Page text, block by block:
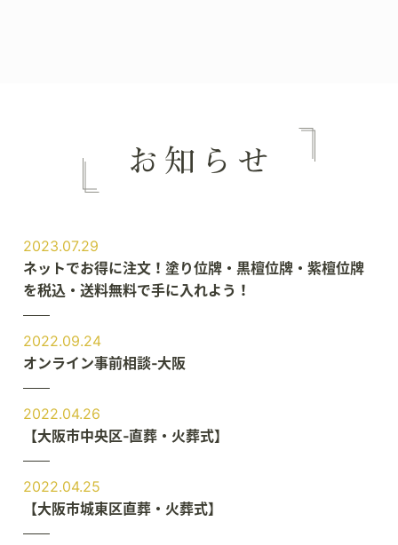
2023.07.29
ネットでお得に注文！塗り位牌・黒檀位牌・紫檀位牌
を税込・送料無料で手に入れよう！
2022.09.24
オンライン事前相談‐大阪
2022.04.26
【大阪市中央区‐直葬・火葬式】
2022.04.25
【大阪市城東区直葬・火葬式】